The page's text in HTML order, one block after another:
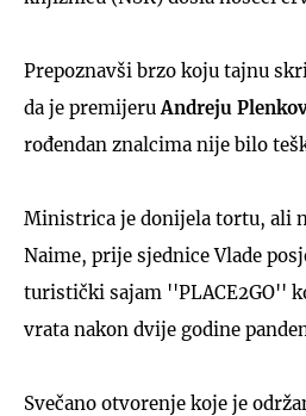
Prepoznavši brzo koju tajnu
da je premijeru Andreju
rođendan znalcima nije bilo
Ministrica je donijela tortu, ali
Naime, prije sjednice Vlade
turistički sajam ''PLACE2GO''
vrata nakon dvije godine
Svečano otvorenje koje je